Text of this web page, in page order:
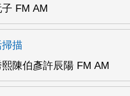
FM AM
描
熙陳伯彥許辰陽 FM AM